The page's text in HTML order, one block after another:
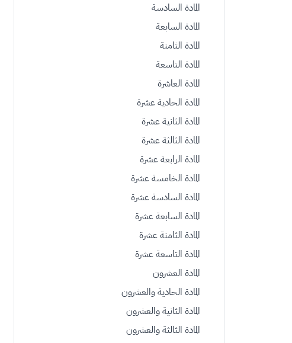
المادة السادسة
المادة السابعة
المادة الثامنة
المادة التاسعة
المادة العاشرة
المادة الحادية عشرة
المادة الثانية عشرة
المادة الثالثة عشرة
المادة الرابعة عشرة
المادة الخامسة عشرة
المادة السادسة عشرة
المادة السابعة عشرة
المادة الثامنة عشرة
المادة التاسعة عشرة
المادة العشرون
المادة الحادية والعشرون
المادة الثانية والعشرون
المادة الثالثة والعشرون